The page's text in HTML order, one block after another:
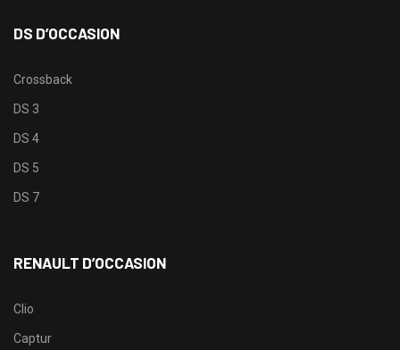
DS D’OCCASION
Crossback
DS 3
DS 4
DS 5
DS 7
RENAULT D’OCCASION
Clio
Captur